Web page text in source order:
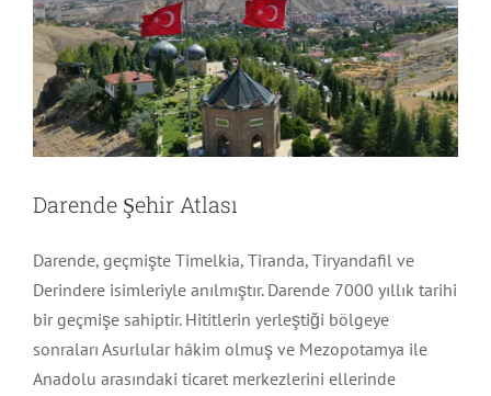
Darende Şehir Atlası
Darende, geçmişte Timelkia, Tiranda, Tiryandafil ve
Derindere isimleriyle anılmıştır. Darende 7000 yıllık tarihi
bir geçmişe sahiptir. Hititlerin yerleştiği bölgeye
sonraları Asurlular hâkim olmuş ve Mezopotamya ile
Anadolu arasındaki ticaret merkezlerini ellerinde